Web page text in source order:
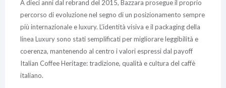
A dieci anni dal rebrand del 2015, Bazzara prosegue il proprio
percorso di evoluzione nel segno di un posizionamento sempre
più internazionale e luxury. L’identità visiva e il packaging della
linea Luxury sono stati semplificati per migliorare leggibilità e
coerenza, mantenendo al centro i valori espressi dal payoff
Italian Coffee Heritage: tradizione, qualità e cultura del caffè
italiano.